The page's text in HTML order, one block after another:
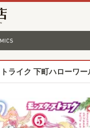
ライク 下町ハローワー